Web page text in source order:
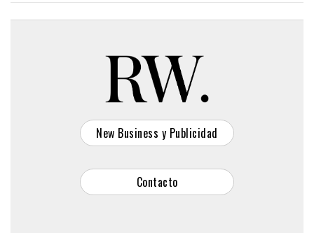
New Business y Publicidad
Contacto